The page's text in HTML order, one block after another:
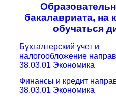
бакалавриата, на
обучаться
Бухгалтерский учет и
налогообложение
38.03.01 Экономика
Финансы и кредит
38.03.01 Экономика